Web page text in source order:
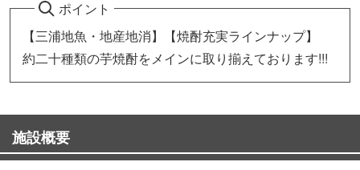
ポイント
【三浦地魚・地産地消】【焼酎充実ラインナップ】
約二十種類の芋焼酎をメインに取り揃えております!!!
施設概要